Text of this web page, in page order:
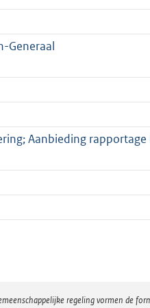
Generaal
Aanbieding
regeling vormen de